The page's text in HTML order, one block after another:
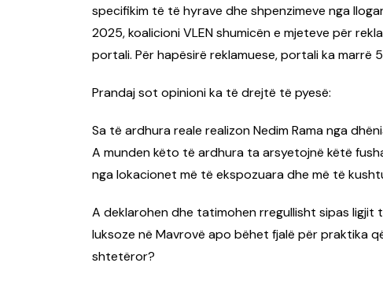
specifikim të të hyrave dhe shpenzimeve nga
2025, koalicioni VLEN shumicën e mjeteve për
portali. Për hapësirë reklamuese, portali ka marrë
Prandaj sot opinioni ka të drejtë të pyesë:
Sa të ardhura reale realizon Nedim Rama nga
A munden këto të ardhura ta arsyetojnë këtë
nga lokacionet më të ekspozuara dhe më të
A deklarohen dhe tatimohen rregullisht sipas
luksoze në Mavrovë apo bëhet fjalë për praktika
shtetëror?